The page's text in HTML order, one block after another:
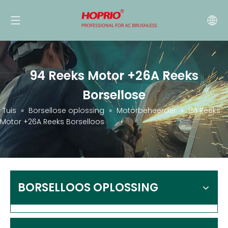
94 Reeks Motor +26A Reeks
Borsellose
Tuis » Borsellose oplossing » Motorbeheerder » 94 Reeks
Motor +26A Reeks Borselloos
BORSELLOOS OPLOSSING